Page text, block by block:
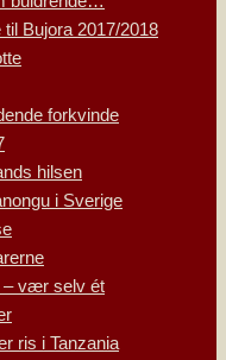
Bujora 2017/2018
forkvinde
hilsen
i Sverige
– vær selv ét
ris i Tanzania